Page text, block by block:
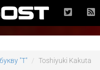
"T" Toshiyuki Kakuta